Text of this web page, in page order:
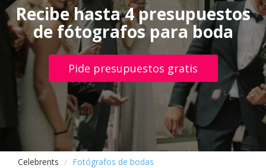
Recibe hasta 4 presupuestos
de fótografos para boda
Pide presupuestos gratis
Celebrents Fotógrafos de bodas